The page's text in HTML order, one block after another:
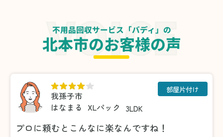
不用品回収サービス「バディ」の
北本市のお客様の声
我孫子市
はなまる
XLパック 3LDK
部屋片付け
プロに頼むとこんなに楽なんですね！